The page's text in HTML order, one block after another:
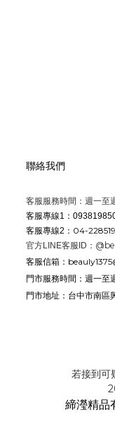
聯絡我們
客服服務時間：週一至
客服專線1：
客服專線2： 04-
官方LINE客服ID：
客服信箱：
門市服務時間： 週一至
門市地址： 台中市南區
若接到可
締瀅精品